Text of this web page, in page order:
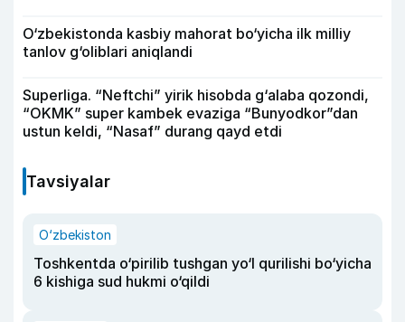
O‘zbekistonda kasbiy mahorat bo‘yicha ilk milliy
tanlov g‘oliblari aniqlandi
Superliga. “Neftchi” yirik hisobda g‘alaba qozondi,
“OKMK” super kambek evaziga “Bunyodkor”dan
ustun keldi, “Nasaf” durang qayd etdi
Tavsiyalar
O‘zbekiston
Toshkentda o‘pirilib tushgan yo‘l qurilishi bo‘yicha
6 kishiga sud hukmi o‘qildi